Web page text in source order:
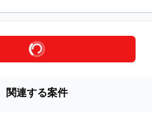
関連する案件